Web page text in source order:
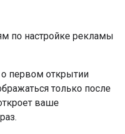
по настройке рекламы
первом открытии
только после
ваше